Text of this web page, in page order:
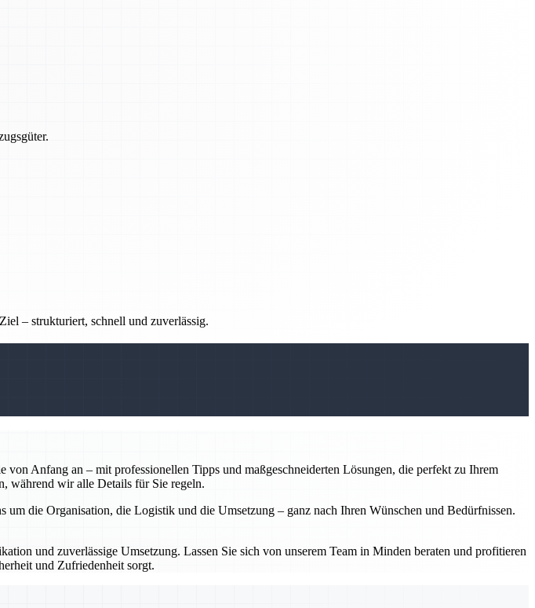
– strukturiert, schnell und zuverlässig.
Anfang an – mit professionellen Tipps und maßgeschneiderten Lösungen, die perfekt zu Ihrem
während wir alle Details für Sie regeln.
die Organisation, die Logistik und die Umsetzung – ganz nach Ihren Wünschen und Bedürfnissen.
und zuverlässige Umsetzung. Lassen Sie sich von unserem Team in Minden beraten und profitieren
und Zufriedenheit sorgt.